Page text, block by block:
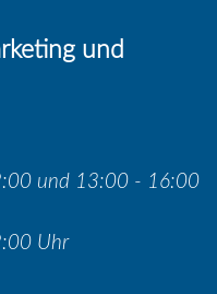
und
und 13:00 - 16:00
Uhr